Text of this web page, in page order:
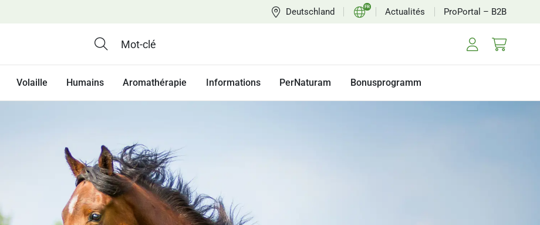
Deutschland FR Actualités ProPortal – B2B
Volaille Humains Aromathérapie Informations PerNaturam Bonusprogramm